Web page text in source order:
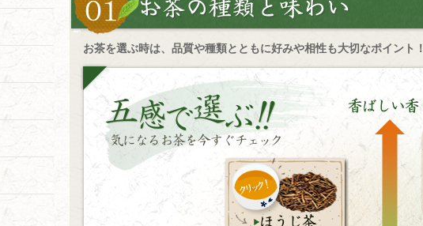
お茶を選ぶ時は、品質や種類とともに好みや相性も大切なポイント！